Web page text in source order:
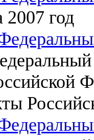
2007 год